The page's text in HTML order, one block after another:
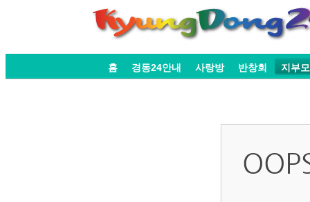
홈 경동24안내 사랑방 반창회 지부